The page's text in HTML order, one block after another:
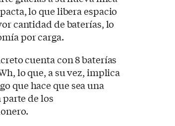
lo que libera espacio
cantidad de baterías, lo
por carga.
cuenta con 8 baterías
lo que, a su vez, implica
que hace que sea una
de los